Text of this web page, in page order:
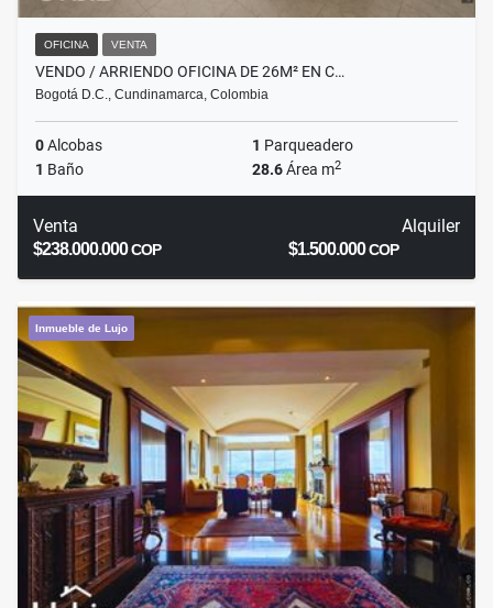
OFICINA VENTA
VENDO / ARRIENDO OFICINA DE 26M² EN C…
Bogotá D.C., Cundinamarca, Colombia
0Alcobas 1 Parqueadero
1 Baño 28.6Área m2
Venta
$238.000.000COP
Alquiler
$1.500.000COP
Inmueble de Lujo